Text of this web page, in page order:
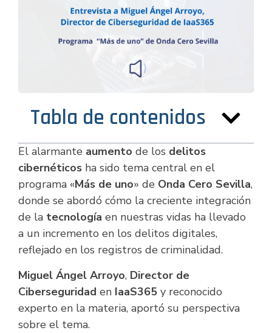
Tabla de contenidos
El alarmante aumento de los delitos
cibernéticos ha sido tema central en el
programa «Más de uno» de Onda Cero Sevilla,
donde se abordó cómo la creciente integración
de la tecnología en nuestras vidas ha llevado
a un incremento en los delitos digitales,
reflejado en los registros de criminalidad.
Miguel Ángel Arroyo, Director de
Ciberseguridad en IaaS365 y reconocido
experto en la materia, aportó su perspectiva
sobre el tema.